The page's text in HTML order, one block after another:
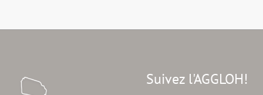
Suivez l'AGGLOH!